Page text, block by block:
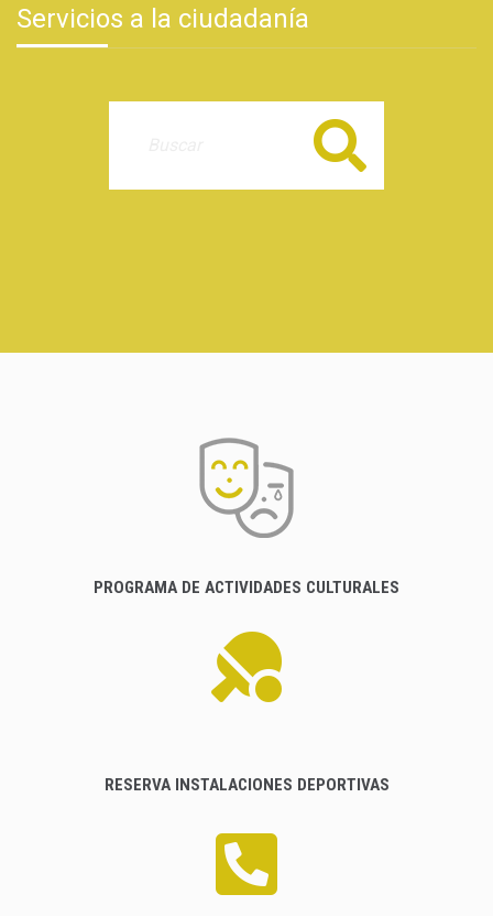
Servicios a la ciudadanía
Buscar
PROGRAMA DE ACTIVIDADES CULTURALES
RESERVA INSTALACIONES DEPORTIVAS